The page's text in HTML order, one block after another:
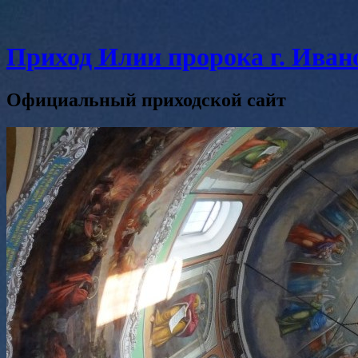
Приход Илии пророка г.
Официальный приходской сайт